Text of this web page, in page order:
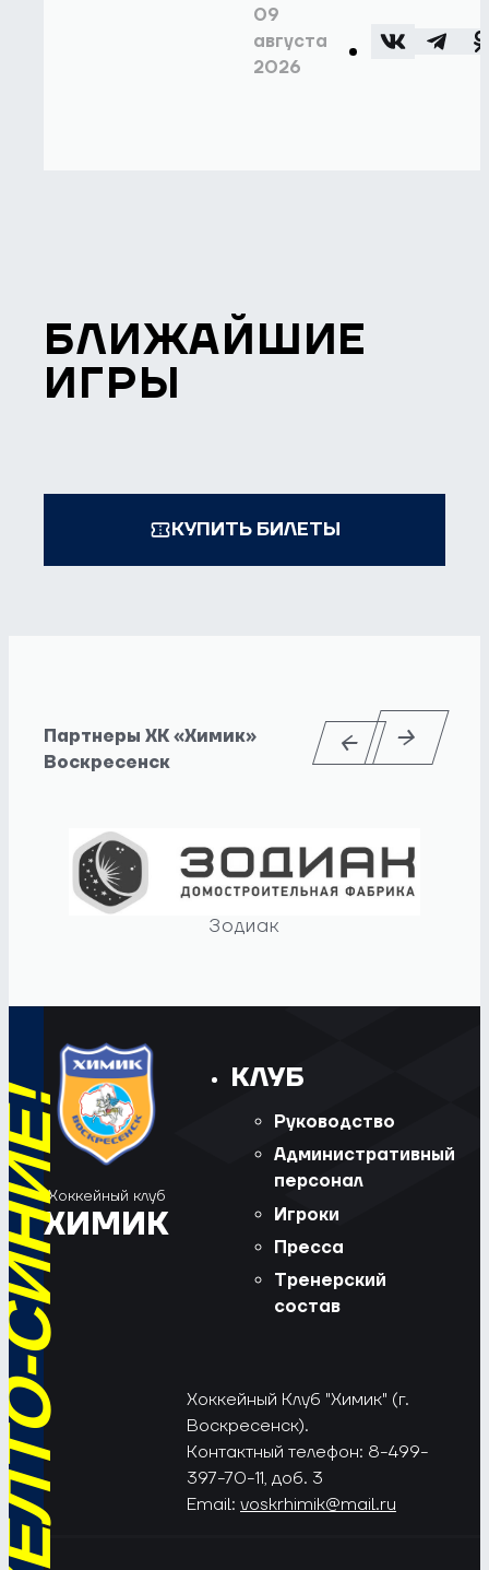
09
августа
2026
БЛИЖАЙШИЕ
ИГРЫ
КУПИТЬ БИЛЕТЫ
Партнеры ХК «Химик»
Воскресенск
Зодиак
Хоккейный клуб
ХИМИК
КЛУБ
Руководство
Административный
персонал
Игроки
Пресса
Тренерский
состав
Хоккейный Клуб "Химик" (г.
Воскресенск).
Контактный телефон: 8-499-
397-70-11, доб. 3
Email: voskrhimik@mail.ru